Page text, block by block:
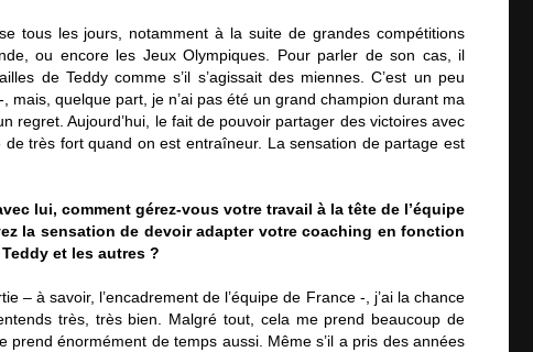
tous les jours, notamment à la suite de grandes compétitions
ou encore les Jeux Olympiques. Pour parler de son cas, il
de Teddy comme s’il s’agissait des miennes. C’est un peu
mais, quelque part, je n’ai pas été un grand champion durant ma
regret. Aujourd’hui, le fait de pouvoir partager des victoires avec
de très fort quand on est entraîneur. La sensation de partage est
lui, comment gérez-vous votre travail à la tête de l’équipe
la sensation de devoir adapter votre coaching en fonction
et les autres ?
– à savoir, l’encadrement de l’équipe de France -, j’ai la chance
très, très bien. Malgré tout, cela me prend beaucoup de
prend énormément de temps aussi. Même s’il a pris des années